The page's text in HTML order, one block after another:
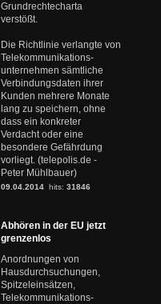
Grundrechtecharta
verstößt.
Die Richtlinie verlangte von
Telekommunikations-
unternehmen sämtliche
Verbindungsdaten ihrer
Kunden mehrere Monate
lang zu speichern, ohne
dass ein konkreter
Verdacht oder eine
besondere Gefährdung
vorliegt. (telepolis.de -
Peter Mühlbauer)
09.04.2014 hits: 31846
Abhören in der EU jetzt
grenzenlos
Anordnungen von
Hausdurchsuchungen,
Spitzeleinsätzen,
Telekommunikations-